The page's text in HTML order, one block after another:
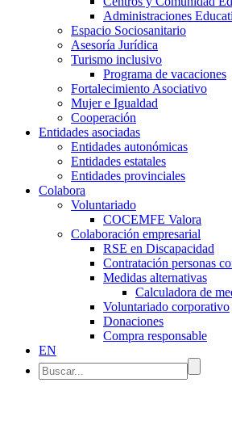
Administraciones
Espacio Sociosanitario
Asesoría Jurídica
Turismo inclusivo
Programa de vacaciones
Fortalecimiento Asociativo
Mujer e Igualdad
Cooperación
Entidades asociadas
Entidades autonómicas
Entidades estatales
Entidades provinciales
Colabora
Voluntariado
COCEMFE Valora
Colaboración empresarial
RSE en Discapacidad
Contratación personas
Medidas alternativas
Calculadora de
Voluntariado corporativo
Donaciones
Compra responsable
EN